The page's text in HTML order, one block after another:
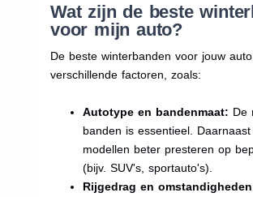
Wat zijn de beste
voor mijn auto?
De beste winterbanden voor jouw
verschillende factoren, zoals:
Autotype en bandenmaat: De
banden is essentieel.
modellen beter presteren op
(bijv. SUV's, sportauto's).
Rijgedrag en omstandigheden